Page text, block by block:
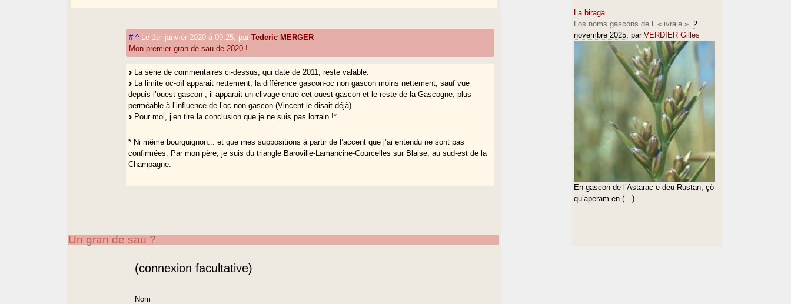
# ^ Le 1er janvier 2020 à 09:25 parTederic MERGER
Mon premier gran de sau de 2020 !
La série de commentaires ci-dessus, qui date de 2011, reste valable.
La limite oc-oïl apparait nettement, la différence gascon-oc non gascon moins nettement, sauf vue
depuis l’ouest gascon ; il apparait un clivage entre cet ouest gascon et le reste de la Gascogne, plus
perméable à l’influence de l’oc non gascon (Vincent le disait déjà).
Pour moi, j’en tire la conclusion que je ne suis pas lorrain !*
* Ni même bourguignon... et que mes suppositions à partir de l’accent que j’ai entendu ne sont pas
confirmées. Par mon père, je suis du triangle Baroville-Lamancine-Courcelles sur Blaise, au sud-est de la
Champagne.
Un gran de sau ?
(connexion facultative)
Nom
La biraga.
Los noms gascons de l’ « ivraie ». 2
novembre 2025, par VERDIER Gilles
En gascon de l’Astarac e deu Rustan, çò
qu’aperam en (…)